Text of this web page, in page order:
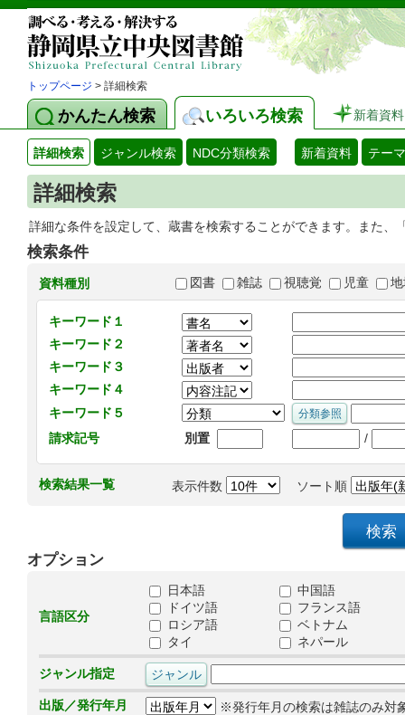
トップページ > 詳細検索
かんたん検索 いろいろ検索 新着資料
詳細検索 ジャンル検索 NDC分類検索 新着資料 テー
詳細検索
詳細な条件を設定して、蔵書を検索することができます。また
検索条件
資料種別 図書 雑誌 視聴覚 児童
キーワード１
キーワード２
キーワード３
キーワード４
キーワード５
請求記号
別置 /
検索結果一覧 表示件数 ソート順
オプション
言語区分
日本語
中国語
ドイツ語
フランス語
ロシア語
ベトナム
タイ
ネパール
ジャンル指定
出版／発行年月
※発行年月の検索は雑誌のみ対